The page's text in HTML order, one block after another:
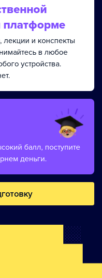
платформе
лекции и конспекты
в любое
устройства.
балл, поступите
деньги.